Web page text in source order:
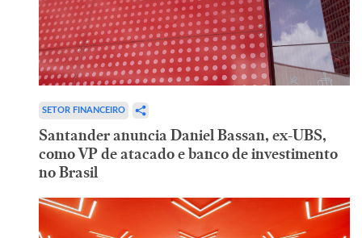
SETOR FINANCEIRO
Santander anuncia Daniel Bassan, ex-UBS,
como VP de atacado e banco de investimento
no Brasil